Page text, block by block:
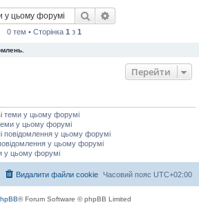
Пошук
0 тем • Сторінка 1 з 1
Перейти
теми у цьому форумі
у цьому форумі
повідомлення у цьому форумі
у цьому форумі
у цьому форумі
Часовий пояс UTC+02:00
Видалити файли cookie
® Forum Software © phpBB Limited